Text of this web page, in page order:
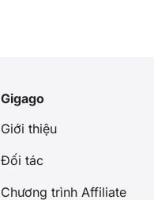
Gigago
Giới thiệu
Đối tác
Chương trình Affiliate